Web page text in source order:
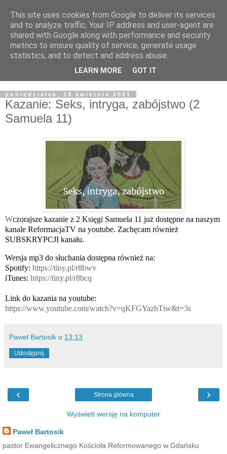
Żyjąc wiarą w REALNYM
świecie
Blog pastora Pawła Bartosika
poniedziałek, 19 kwietnia 2021
Kazanie: Seks, intryga, zabójstwo (2
Samuela 11)
Wczorajsze kazanie z 2 Księgi Samuela 11 już dostępne na naszym
kanale ReformacjaTV na youtube. Zachęcam również
SUBSKRYPCJI kanału.
Wersja mp3 do słuchania dostępna również na:
Spotify: https://tiny.pl/r8bwv
iTunes: https://tiny.pl/r8bcq
https://www.youtube.com/watch?v=qKFGYazhTtw&t=3s
Paweł Bartosik o 13:13
Udostępnij
‹ ›
Strona główna
Wyświetl wersję na komputer
Paweł Bartosik
pastor Ewangelicznego Kościoła Reformowanego w Gdańsku
This site uses cookies from Google to deliver its services
and to analyze traffic. Your IP address and user-agent are
shared with Google along with performance and security
metrics to ensure quality of service, generate usage
statistics, and to detect and address abuse.
LEARN MORE GOT IT